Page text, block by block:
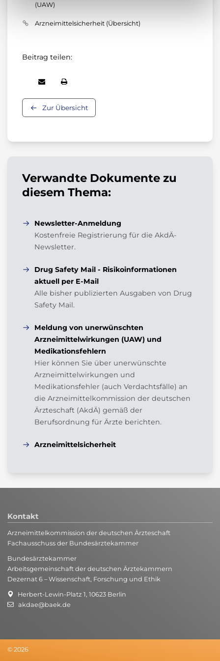
(UAW)
Arzneimittelsicherheit (Übersicht)
Beitrag teilen:
Zur Übersicht
Verwandte Dokumente zu
diesem Thema:
Newsletter-Anmeldung
Kostenfreie Registrierung für die AkdÄ-
Newsletter.
Drug Safety Mail - Risikoinformationen
aktuell per E-Mail
Alle bisher publizierten Ausgaben von Drug
Safety Mail.
Meldung von unerwünschten
Arzneimittelwirkungen (UAW) und
Medikationsfehlern
Hier können Sie über unerwünschte
Arzneimittelwirkungen und
Medikationsfehler (auch Verdachtsfälle) an
die Arzneimittelkommission der deutschen
Ärzteschaft (AkdÄ) gemäß der
Berufsordnung für Ärzte berichten.
Arzneimittelsicherheit
Kontakt
Arzneimittelkommission der deutschen Ärzteschaft
Fachausschuss der Bundesärztekammer
Bundesärztekammer
Arbeitsgemeinschaft der deutschen Ärztekammern
Dezernat 6 – Wissenschaft, Forschung und Ethik
Herbert-Lewin-Platz 1, 10623 Berlin
akdae@baek.de
© 2026